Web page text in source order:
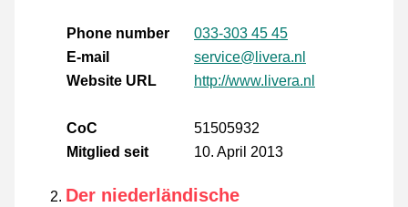
Phone number
033-303 45 45
E-mail
service@livera.nl
Website URL
http://www.livera.nl
CoC
51505932
Mitglied seit
10. April 2013
Der niederländische